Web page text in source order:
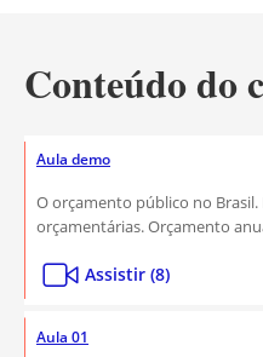
Conteúdo do
Aula demo
O orçamento público no
orçamentárias. Orçamento
Assistir (8)
Aula 01